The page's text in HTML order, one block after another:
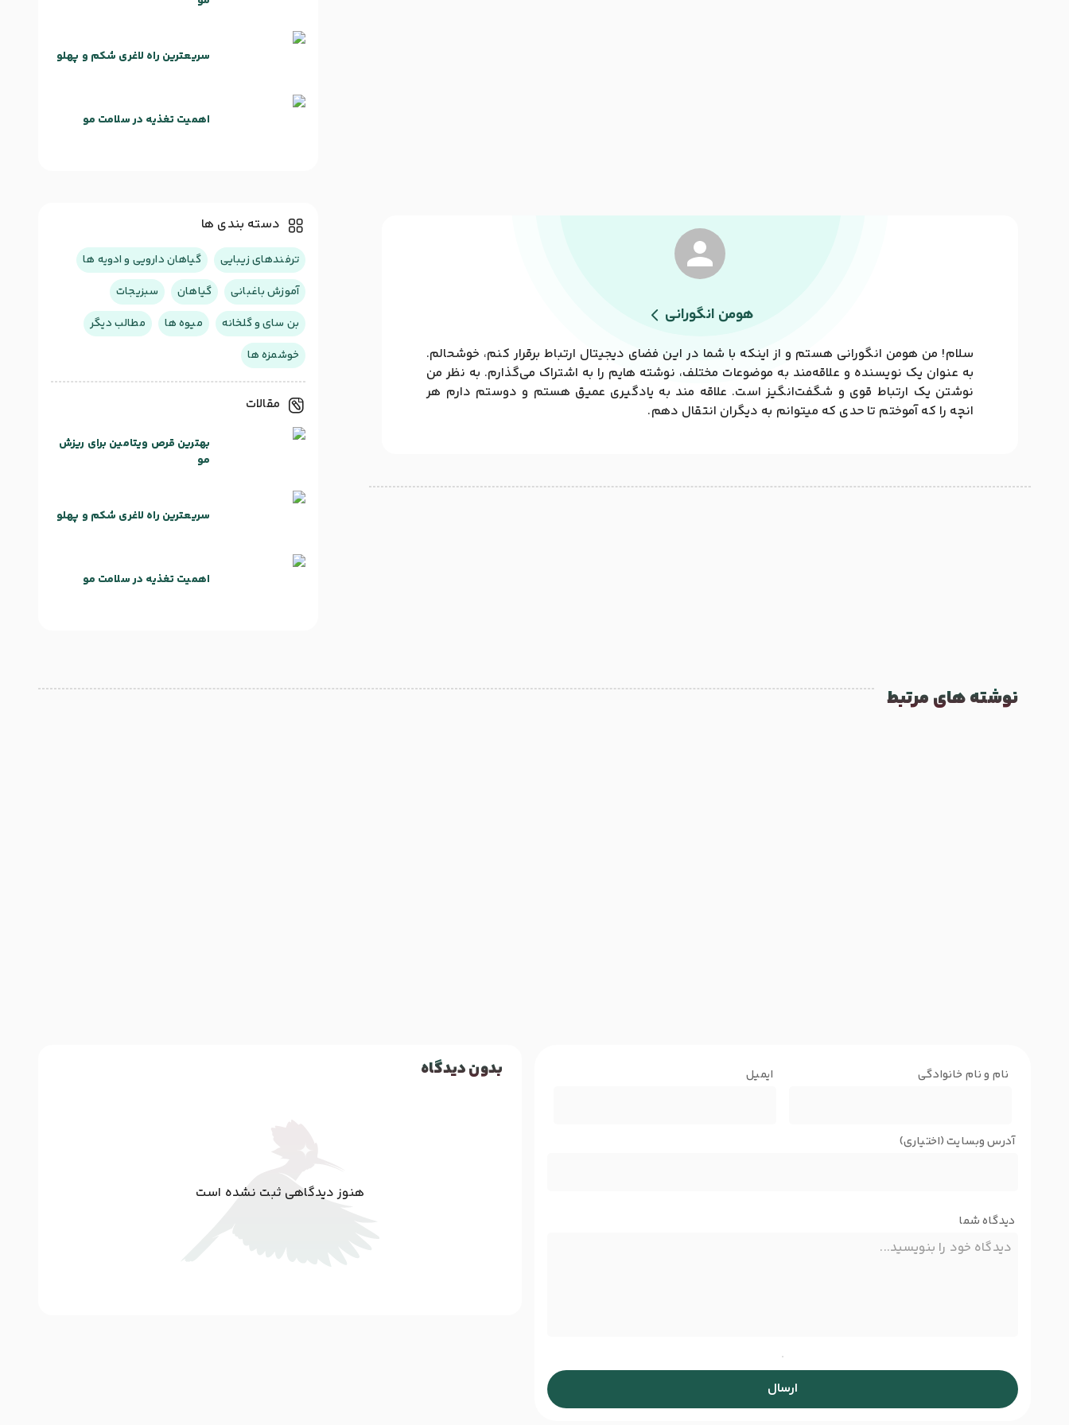
سریعترین راه لاغری شکم و پهلو
اهمیت تغذیه در سلامت مو
هومن انگورانی
سلام! من هومن انگورانی هستم و از اینکه با شما در این فضای دیجیتال ارتباط برقرار کنم، خوشحالم.
به عنوان یک نویسنده و علاقه‌مند به موضوعات مختلف، نوشته هایم را به اشتراک می‌گذارم. به نظر من
نوشتن یک ارتباط قوی و شگفت‌انگیز است. علاقه مند به یادگیری عمیق هستم و دوستم دارم هر
انچه را که آموختم تا حدی که میتوانم به دیگران انتقال دهم.
دسته بندی ها
ترفندهای زیبایی
گیاهان دارویی و ادویه ها
آموزش باغبانی
گیاهان
سبزیجات
بن سای و گلخانه
میوه ها
مطالب دیگر
خوشمزه ها
مقالات
بهترین قرص ویتامین برای ریزش
مو
سریعترین راه لاغری شکم و پهلو
اهمیت تغذیه در سلامت مو
نوشته های مرتبط
نام و نام خانوادگی ایمیل
آدرس وبسایت (اختیاری)
دیدگاه شما
ارسال
بدون دیدگاه
هنوز دیدگاهی ثبت نشده است